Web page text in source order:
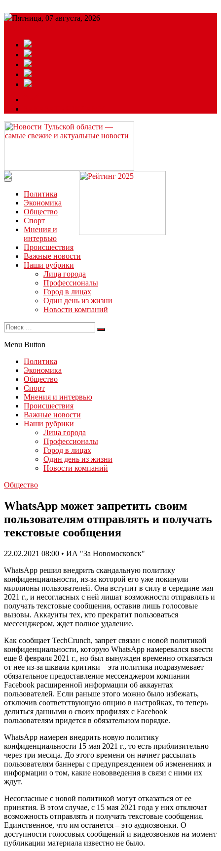
Пятница, 07 августа, 2026
Читайте последние новости дня в Тульской области на сайте
“ЗаНовомосковск”
Политика
Экономика
Общество
Спорт
Мнения и
интервью
Происшествия
Важные новости
Наши рубрики
Лица города
Профессионалы
Город в лицах
Один день из жизни
Новости компаний
Menu Button
Политика
Экономика
Общество
Спорт
Мнения и интервью
Происшествия
Важные новости
Наши рубрики
Лица города
Профессионалы
Город в лицах
Один день из жизни
Новости компаний
Общество
WhatsApp может запретить своим
пользователям отправлять и получать
текстовые сообщения
22.02.2021 08:00 • ИА "За Новомосковск"
WhatsApp решил внедрить скандальную политику
конфиденциальности, из-за которой его уже покинули
миллионы пользователей. Она вступит в силу в середине мая
2021 г., и несогласных с ней лишат возможности отправлять и
получать текстовые сообщения, оставив лишь голосовые
вызовы. Аккаунты тех, кто прекратит пользоваться
мессенджером, ждет полное удаление.
Как сообщает TechCrunch, запрет связан с новой политикой
конфиденциальности, которую WhatsApp намеревался ввести
еще 8 февраля 2021 г., но был вынужден временно отказаться
от нее из-за шквала критики – эта политика подразумевает
обязательное предоставление мессенджером компании
Facebook расширенной информации об аккаунтах
пользователей. Если раньше этого можно было избежать,
отключив соответствующую опцию в настройках, то теперь
делиться данными о своих профилях с Facebook
пользователям придется в обязательном порядке.
WhatsApp намерен внедрить новую политику
конфиденциальности 15 мая 2021 г., то есть приблизительно
через три месяца. До этого времени он начнет рассылать
пользователям баннеры с предупреждением об изменениях и
информации о том, какие нововведения в связи с ними их
ждут.
Несогласные с новой политикой могут отказаться от ее
принятия. В этом случае, с 15 мая 2021 года у них отключат
возможность отправлять и получать текстовые сообщения.
Единственное, что им останется – это аудиозвонки. О
доступности голосовых сообщений и видеозвонков на момент
публикации материала известно не было.